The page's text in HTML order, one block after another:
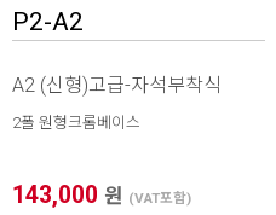
P2-A2
A2 (신형)고급-자석부착식
2폴 원형크롬베이스
143,000 원 (VAT포함)